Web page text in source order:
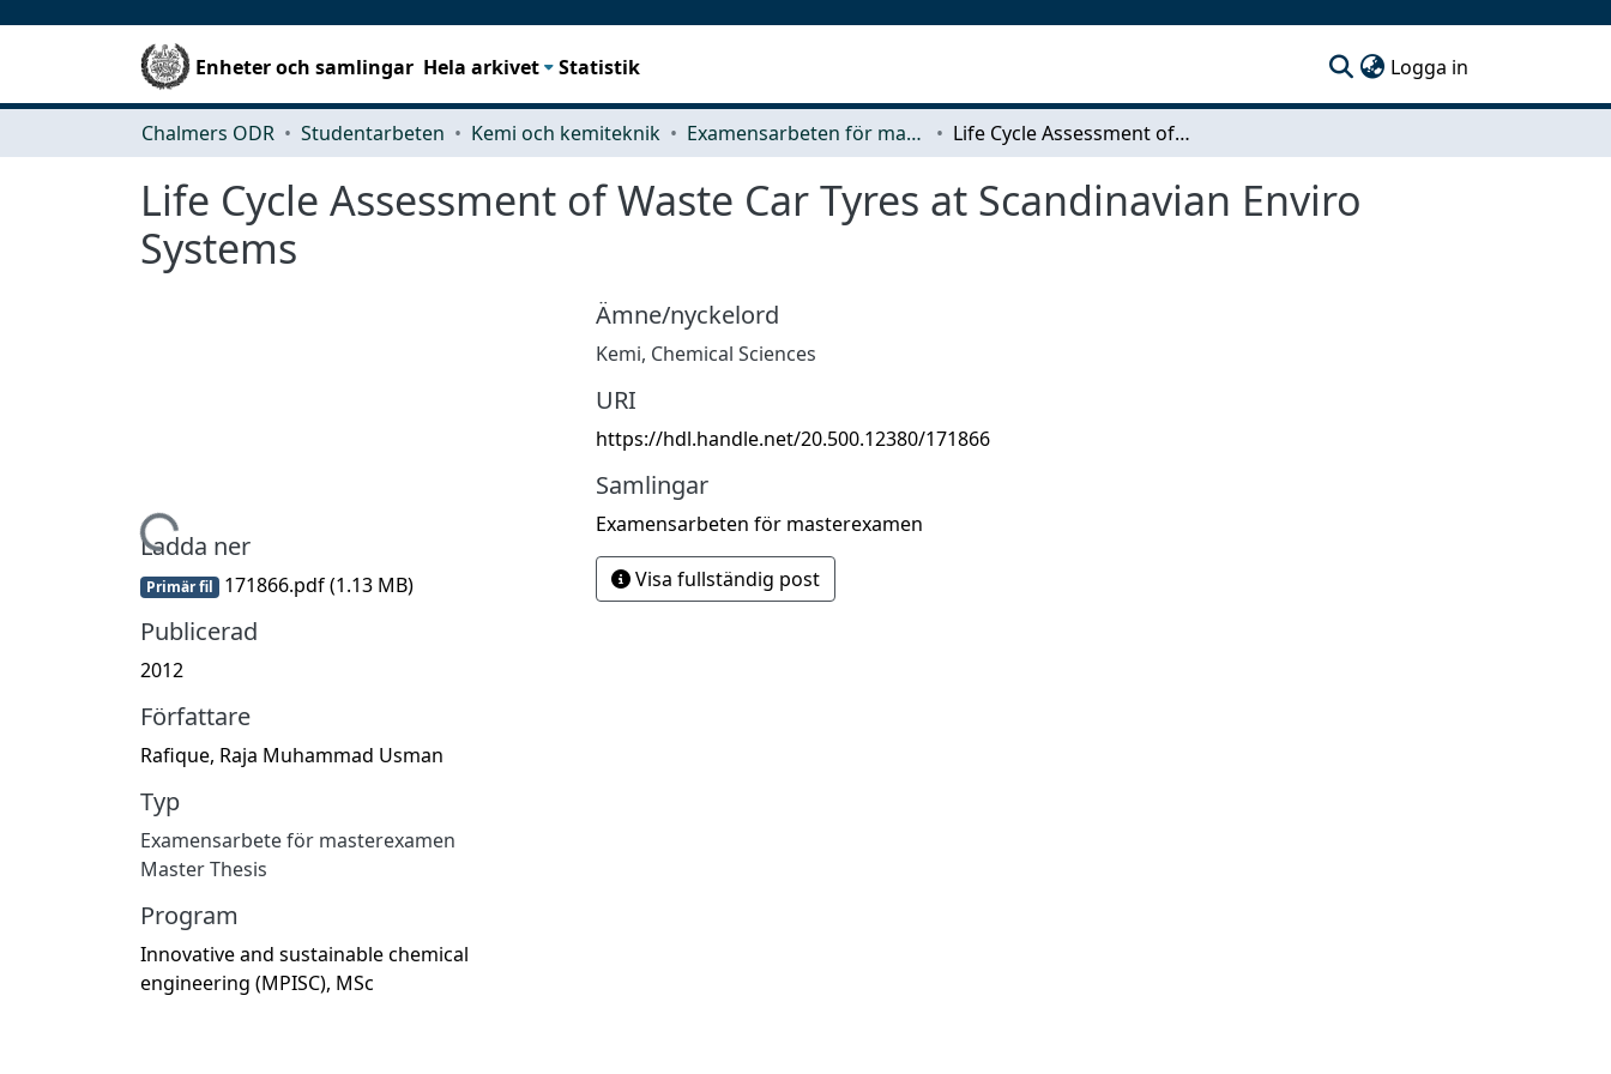
Enheter och samlingar Hela arkivet Statistik Logga in
Chalmers ODR Studentarbeten Kemi och kemiteknik Examensarbeten för masterexamen Life Cycle Assessment of Waste Car Tyres at Scandinavian Enviro Systems
Life Cycle Assessment of Waste Car Tyres at Scandinavian Enviro
Systems
Hämtar...
Ladda ner
Primär fil 171866.pdf(1.13 MB)
Publicerad
2012
Författare
Rafique, Raja Muhammad Usman
Typ
Examensarbete för masterexamen
Master Thesis
Program
Innovative and sustainable chemical
engineering (MPISC), MSc
Ämne/nyckelord
Kemi, Chemical Sciences
URI
https://hdl.handle.net/20.500.12380/171866
Samlingar
Examensarbeten för masterexamen
Visa fullständig post